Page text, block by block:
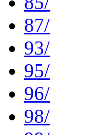
87/
93/
95/
96/
98/